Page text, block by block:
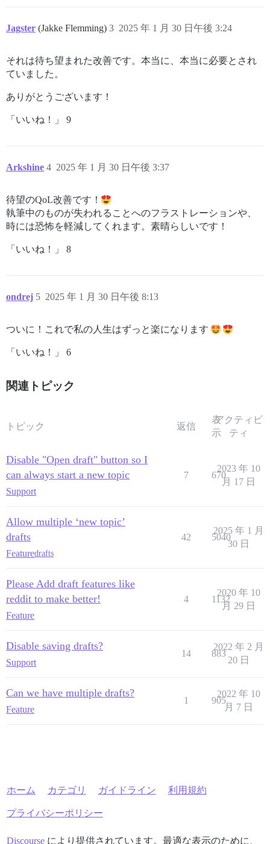
Jagster (Jakke Flemming) 2025 年 1 月 30 日午後 3:24
3
それは待ち望まれた改善です。本当に、本当に必要とされ
ていました。
ありがとうございます！
「いいね！」 9
Arkshine 2025 年 1 月 30 日午後 3:37
4
待望のQoL改善です！
執筆中のものが失われることへのフラストレーションや、
時には恐怖を軽減してくれます。素晴らしいです！
「いいね！」 8
ondrej 2025 年 1 月 30 日午後 8:13
5
ついに！これで私の人生はずっと楽になります
「いいね！」 6
関連トピック
トピック 返信
表
示
アクティビ
ティ
Disable "Open draft" button so I
can always start a new topic
Support
7 670
2023 年 10
月 17 日
Allow multiple ‘new topic’
drafts
Featuredrafts
42 5040
2025 年 1 月
30 日
Please Add draft features like
reddit to make better!
Feature
4 1132
2020 年 10
月 29 日
Disable saving drafts?
Support
14 883
2022 年 2 月
20 日
Can we have multiple drafts?
Feature
1 905
2022 年 10
月 7 日
ホーム カテゴリ ガイドライン 利用規約
プライバシーポリシー
Discourseにより提供されています。最適な表示のために、